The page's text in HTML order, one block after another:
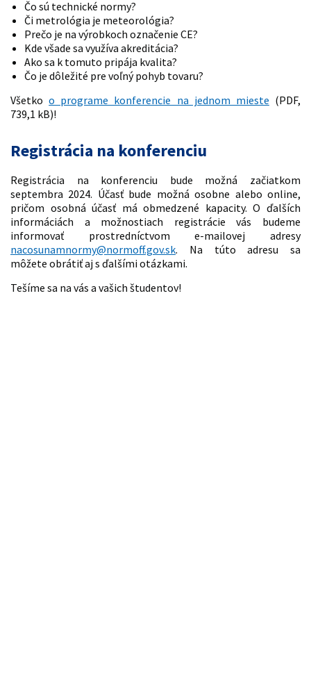
Čo sú technické normy?
Či metrológia je meteorológia?
Prečo je na výrobkoch označenie CE?
Kde všade sa využíva akreditácia?
Ako sa k tomuto pripája kvalita?
Čo je dôležité pre voľný pohyb tovaru?
Všetkoo programe konferencie na jednom mieste (PDF,
739,1 kB)!
Registrácia na konferenciu
Registrácia na konferenciu bude možná začiatkom
septembra 2024. Účasť bude možná osobne alebo online,
pričom osobná účasť má obmedzené kapacity. O ďalších
informáciách a možnostiach registrácie vás budeme
informovať prostredníctvom e-mailovej adresy
nacosunamnormy@normoff.gov.sk. Na túto adresu sa
môžete obrátiť aj s ďalšími otázkami.
Tešíme sa na vás a vašich študentov!